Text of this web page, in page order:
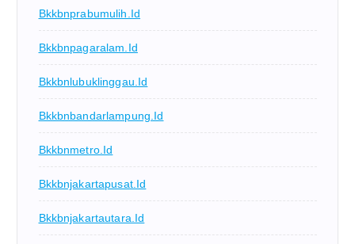
Bkkbnprabumulih.id
Bkkbnpagaralam.id
Bkkbnlubuklinggau.id
Bkkbnbandarlampung.id
Bkkbnmetro.id
Bkkbnjakartapusat.id
Bkkbnjakartautara.id